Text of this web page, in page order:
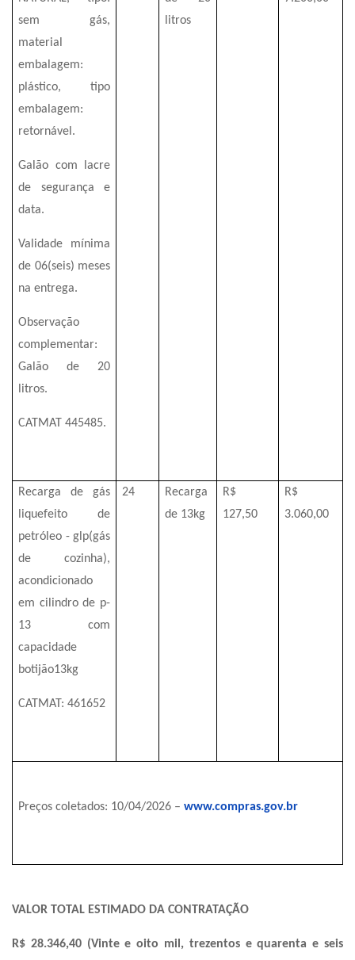
sem gás,
material
embalagem:
plástico, tipo
embalagem:
retornável.
Galão com lacre
de segurança e
data.
Validade mínima
de 06(seis) meses
na entrega.
Observação
complementar:
Galão de 20
litros.
CATMAT 445485.
litros
Recarga de gás
liquefeito de
petróleo - glp(gás
de cozinha),
acondicionado
em cilindro de p-
13 com
capacidade
botijão13kg
CATMAT: 461652
24
Recarga
de 13kg
R$
127,50
R$
3.060,00
Preços coletados: 10/04/2026 –www.compras.gov.br
VALOR TOTAL ESTIMADO DA CONTRATAÇÃO
R$ 28.346,40 (Vinte e oito mil, trezentos e quarenta e seis